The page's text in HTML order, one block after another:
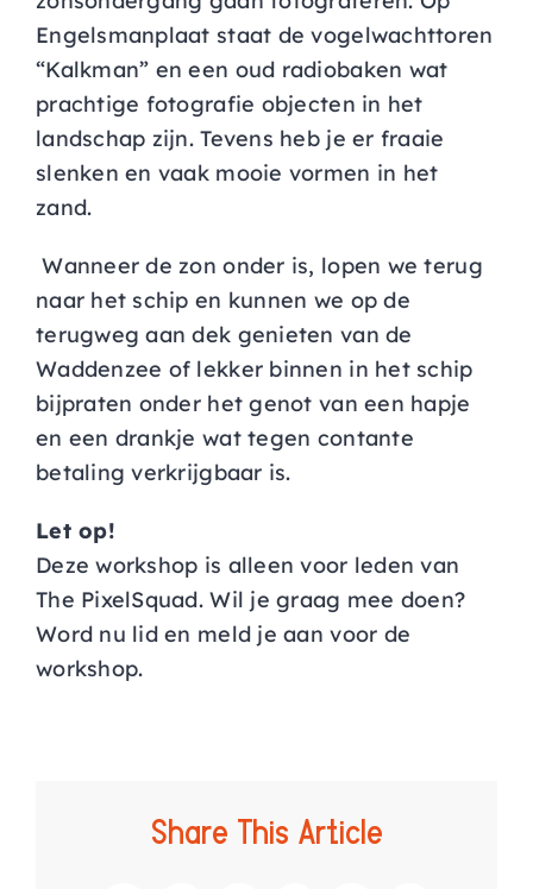
Engelsmanplaat staat de vogelwachttoren
“Kalkman” en een oud radiobaken wat
prachtige fotografie objecten in het
landschap zijn. Tevens heb je er fraaie
slenken en vaak mooie vormen in het
zand.
Wanneer de zon onder is, lopen we terug
naar het schip en kunnen we op de
terugweg aan dek genieten van de
Waddenzee of lekker binnen in het schip
bijpraten onder het genot van een hapje
en een drankje wat tegen contante
betaling verkrijgbaar is.
Let op!
Deze workshop is alleen voor leden van
The PixelSquad. Wil je graag mee doen?
Word nu lid en meld je aan voor de
workshop.
Share This Article